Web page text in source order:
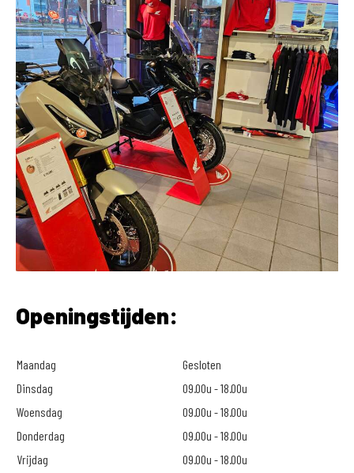
Openingstijden:
Maandag
Gesloten
Dinsdag
09.00u - 18.00u
Woensdag
09.00u - 18.00u
Donderdag
09.00u - 18.00u
Vrijdag
09.00u - 18.00u